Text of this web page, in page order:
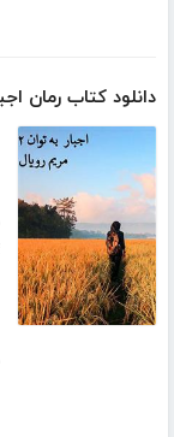
دانلود کتاب رمان